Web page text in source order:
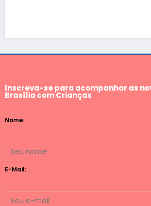
Inscreva-se para acompanhar as
Brasília com Crianças
Nome:
E-Mail: